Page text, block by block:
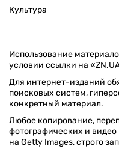
Культура
Использование
условии ссылки на
Для интернет-изданий
поисковых систем,
конкретный материал.
Любое копирование,
фотографических и
на Getty Images, строго